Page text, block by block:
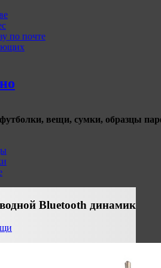
по почте
вещи, сумки, образцы
Bluetooth динамик